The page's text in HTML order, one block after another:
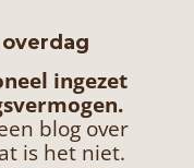
ingezet
blog over
is het niet.